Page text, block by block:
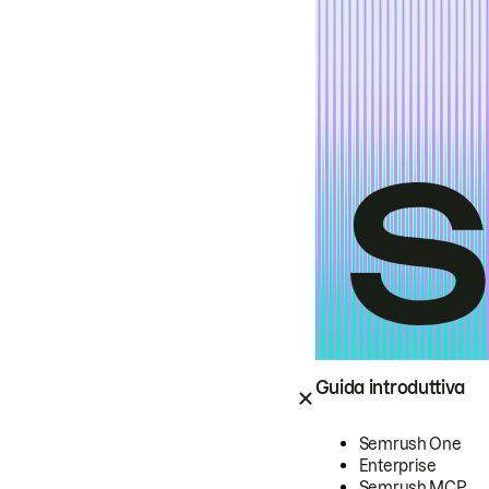
Guida introduttiva
Semrush One
Enterprise